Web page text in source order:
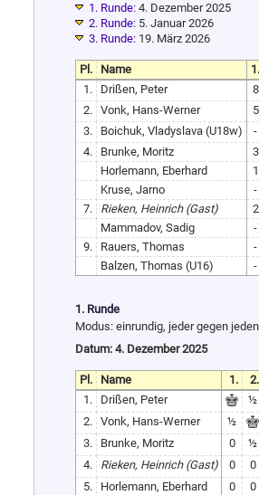
1. Runde: 4. Dezember 2025
2. Runde: 5. Januar 2026
3. Runde: 19. März 2026
Pl. Name
1.
1.
Drißen, Peter
8
2. Vonk, Hans-Werner
5
3.
Boichuk, Vladyslava (U18w)
-
4.
Brunke, Moritz
3
Horlemann, Eberhard
1
Kruse, Jarno
-
7.
Rieken, Heinrich (Gast)
2
Mammadov, Sadig
-
9.
Rauers, Thomas
-
Balzen, Thomas (U16)
-
1. Runde
Modus: einrundig, jeder gegen
Datum: 4. Dezember 2025
Pl. Name 1.
2.
1.
Drißen, Peter
½
2. Vonk, Hans-Werner
½
3.
Brunke, Moritz 0
½
4.
Rieken, Heinrich (Gast) 0
0
5.
Horlemann, Eberhard 0 0